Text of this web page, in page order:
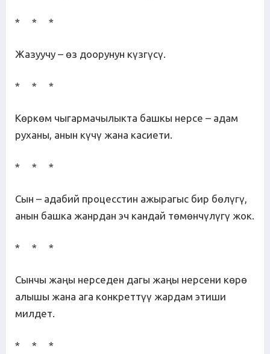
* * *
Жазуучу – өз доорунун күзгүсү.
* * *
Көркөм чыгармачылыкта башкы нерсе – адам
руханы, анын күчү жана касиети.
* * *
Сын – адабий процесстин ажырагыс бир бөлүгү,
анын башка жанрдан эч кандай төмөнчүлүгү жок.
* * *
Сынчы жаңы нерседен дагы жаңы нерсени көрө
алышы жана ага конкреттүү жардам этиши
милдет.
* * *